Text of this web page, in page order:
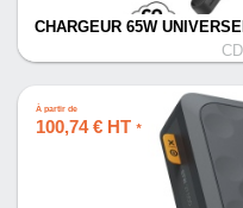
CHARGEUR 65W
À partir de
100,74 € HT *